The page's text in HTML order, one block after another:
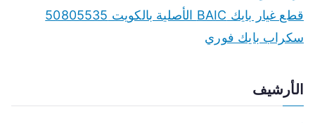
قطع غيار بايك BAIC الأصلية بالكويت 50805535
سكراب بايك فوري
الأرشيف